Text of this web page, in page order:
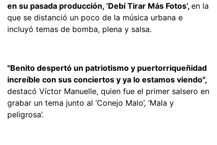
en su pasada producción, ‘Debí Tirar Más Fotos’, en la
que se distanció un poco de la música urbana e
incluyó temas de bomba, plena y salsa.
"Benito despertó un patriotismo y puertorriqueñidad
increíble con sus conciertos y ya lo estamos viendo",
destacó Víctor Manuelle, quien fue el primer salsero en
grabar un tema junto al ‘Conejo Malo’, ‘Mala y
peligrosa’.